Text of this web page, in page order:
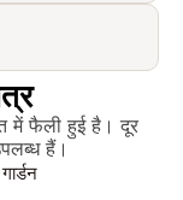
में फैली हुई है। दूर
हैं।